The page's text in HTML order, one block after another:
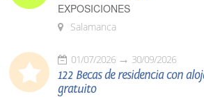
EXPOSICIONES
Salamanca
01/07/2026 30/09/2026
122 Becas de residencia con
gratuito